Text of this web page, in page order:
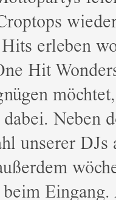
erleben
Hit
Neben
unserer DJs